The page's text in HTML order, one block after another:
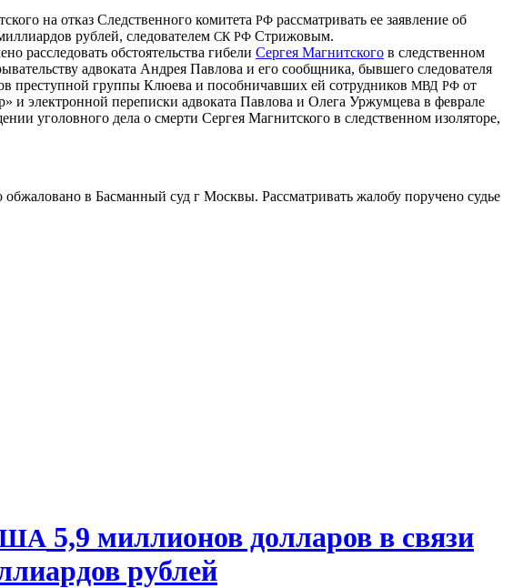
на отказ Следственного комитета РФ рассматривать ее заявление об
рублей, следователем СК РФ Стрижовым.
расследовать обстоятельства гибели Сергея Магнитского в следственном
адвоката Андрея Павлова и его сообщника, бывшего следователя
преступной группы Клюева и пособничавших ей сотрудников МВД РФ от
и электронной переписки адвоката Павлова и Олега Уржумцева в феврале
уголовного дела о смерти Сергея Магнитского в следственном изоляторе,
в Басманный суд г Москвы. Рассматривать жалобу поручено судье
5,9 миллионов долларов в связи
рублей